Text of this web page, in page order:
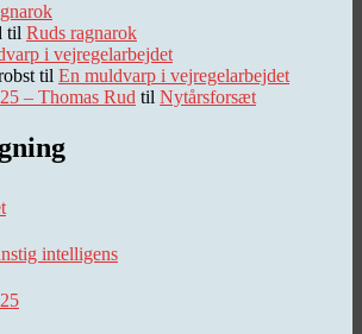
til Ruds ragnarok
i vejregelarbejdet
til En muldvarp i vejregelarbejdet
– Thomas Rud til Nytårsforsæt
intelligens